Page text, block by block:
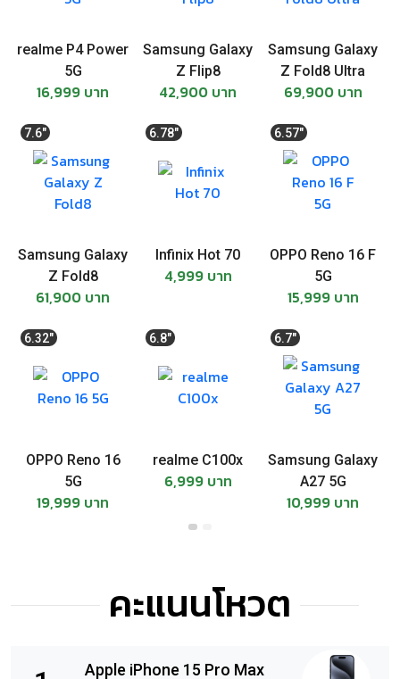
realme P4 Power
5G
16,999 บาท
Samsung Galaxy
Z Flip8
42,900 บาท
Samsung Galaxy
Z Fold8 Ultra
69,900 บาท
7.6"
Samsung Galaxy
Z Fold8
61,900 บาท
6.78"
Infinix Hot 70
4,999 บาท
6.57"
OPPO Reno 16 F
5G
15,999 บาท
6.32"
OPPO Reno 16
5G
19,999 บาท
6.8"
realme C100x
6,999 บาท
6.7"
Samsung Galaxy
A27 5G
10,999 บาท
POCO C81 Pro
คะแนนโหวต
Apple iPhone 15 Pro Max